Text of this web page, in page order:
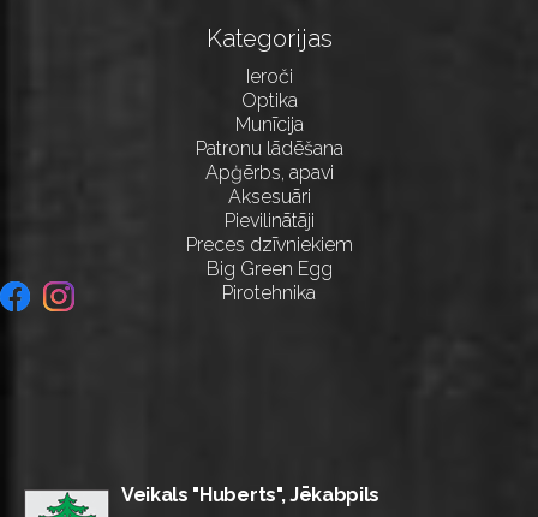
Kategorijas
Ieroči
Optika
Munīcija
Patronu lādēšana
Apģērbs, apavi
Aksesuāri
Pievilinātāji
Preces dzīvniekiem
Big Green Egg
Pirotehnika
Veikals "Huberts", Jēkabpils